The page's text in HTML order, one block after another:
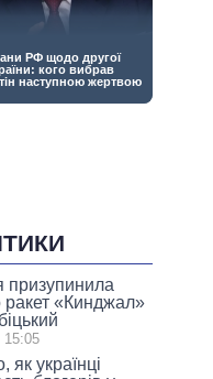
призупинила
ракет «Кинджал»
15:05
як українці